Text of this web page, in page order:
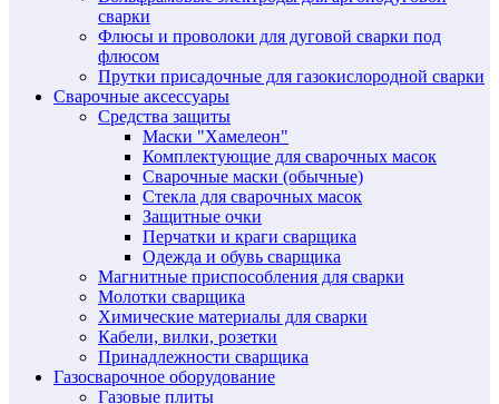
сварки
Флюсы и проволоки для дуговой сварки под
флюсом
Прутки присадочные для газокислородной сварки
Сварочные аксессуары
Средства защиты
Маски "Хамелеон"
Комплектующие для сварочных масок
Сварочные маски (обычные)
Стекла для сварочных масок
Защитные очки
Перчатки и краги сварщика
Одежда и обувь сварщика
Магнитные приспособления для сварки
Молотки сварщика
Химические материалы для сварки
Кабели, вилки, розетки
Принадлежности сварщика
Газосварочное оборудование
Газовые плиты